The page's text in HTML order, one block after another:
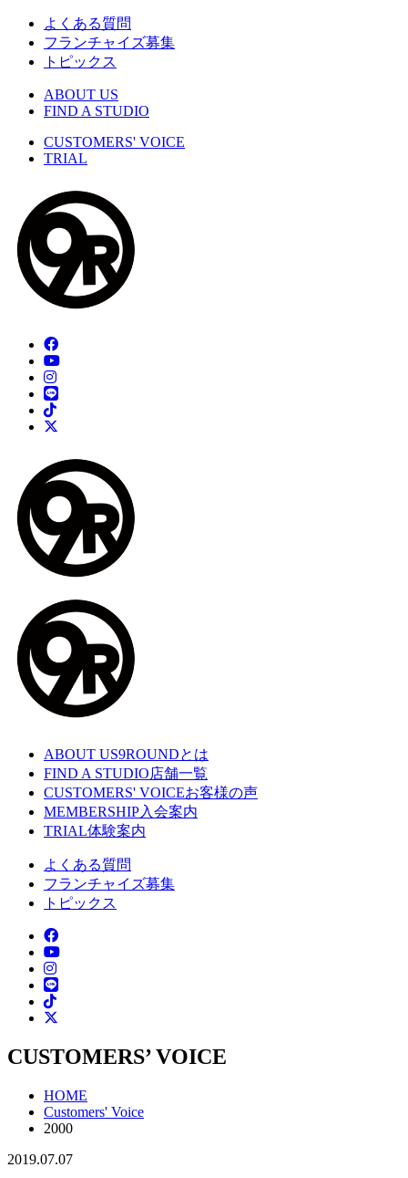
よくある質問
フランチャイズ募集
トピックス
ABOUT US
FIND A STUDIO
CUSTOMERS' VOICE
TRIAL
ABOUT US9ROUNDとは
FIND A STUDIO店舗一覧
CUSTOMERS' VOICEお客様の声
MEMBERSHIP入会案内
TRIAL体験案内
よくある質問
フランチャイズ募集
トピックス
CUSTOMERS’ VOICE
HOME
Customers' Voice
2000
2019.07.07